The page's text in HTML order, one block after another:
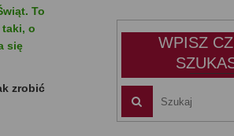
To
taki, o
się
zrobić
WPISZ